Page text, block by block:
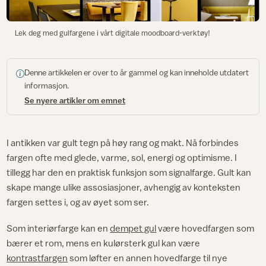
Lek deg med gulfargene i vårt digitale moodboard-verktøy!
Denne artikkelen er over to år gammel og kan inneholde utdatert
informasjon.
Se nyere artikler om emnet
I antikken var gult tegn på høy rang og makt. Nå forbindes
fargen ofte med glede, varme, sol, energi og optimisme. I
tillegg har den en praktisk funksjon som signalfarge. Gult kan
skape mange ulike assosiasjoner, avhengig av konteksten
fargen settes i, og av øyet som ser.
Som interiørfarge kan endempet gulvære hovedfargen som
bærer et rom, mens en kulørsterk gul kan være
kontrastfargen som løfter en annen hovedfarge til nye